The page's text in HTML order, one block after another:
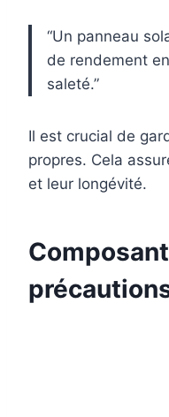
“Un panneau
de rendement
saleté.”
Il est crucial de
propres. Cela
et leur longévité.